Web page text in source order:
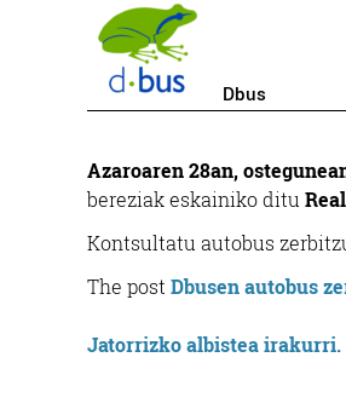
Dbus
Azaroaren 28an,
bereziak eskainiko ditu
Kontsultatu autobus
The post Dbusen autobus
Jatorrizko albistea irakurri.